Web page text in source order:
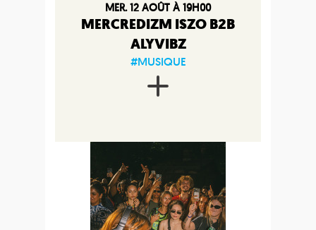
MER. 12 AOÛT À 19H00
MERCREDIZM ISZO B2B
ALYVIBZ
#MUSIQUE